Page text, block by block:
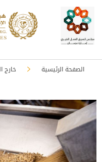
الصفحة الرئيسية خارج